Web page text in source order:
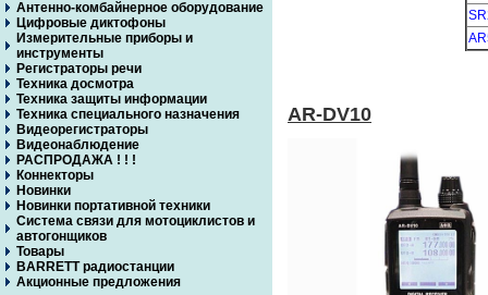
Антенно-комбайнерное оборудование
Цифровые диктофоны
Измерительные приборы и
инструменты
Регистраторы речи
Техника досмотра
Техника защиты информации
Техника специального назначения
Видеорегистраторы
Видеонаблюдение
РАСПРОДАЖА ! ! !
Коннекторы
Новинки
Новинки портативной техники
Система связи для мотоциклистов и
автогонщиков
Товары
BARRETT радиостанции
Акционные предложения
AR-DV10